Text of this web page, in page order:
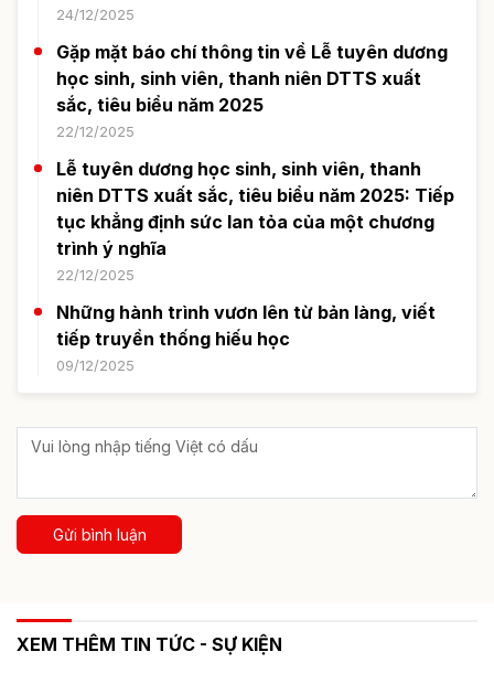
24/12/2025
Gặp mặt báo chí thông tin về Lễ tuyên dương
học sinh, sinh viên, thanh niên DTTS xuất
sắc, tiêu biểu năm 2025
22/12/2025
Lễ tuyên dương học sinh, sinh viên, thanh
niên DTTS xuất sắc, tiêu biểu năm 2025: Tiếp
tục khẳng định sức lan tỏa của một chương
trình ý nghĩa
22/12/2025
Những hành trình vươn lên từ bản làng, viết
tiếp truyền thống hiếu học
09/12/2025
Gửi bình luận
XEM THÊM TIN TỨC - SỰ KIỆN